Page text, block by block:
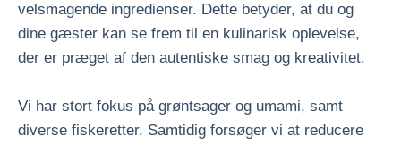
velsmagende ingredienser. Dette betyder, at du og
dine gæster kan se frem til en kulinarisk oplevelse,
der er præget af den autentiske smag og kreativitet.
Vi har stort fokus på grøntsager og umami, samt
diverse fiskeretter. Samtidig forsøger vi at reducere